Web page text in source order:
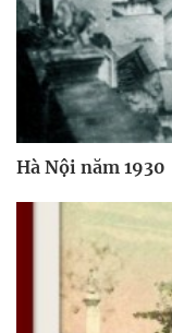
Hà Nội năm 1930